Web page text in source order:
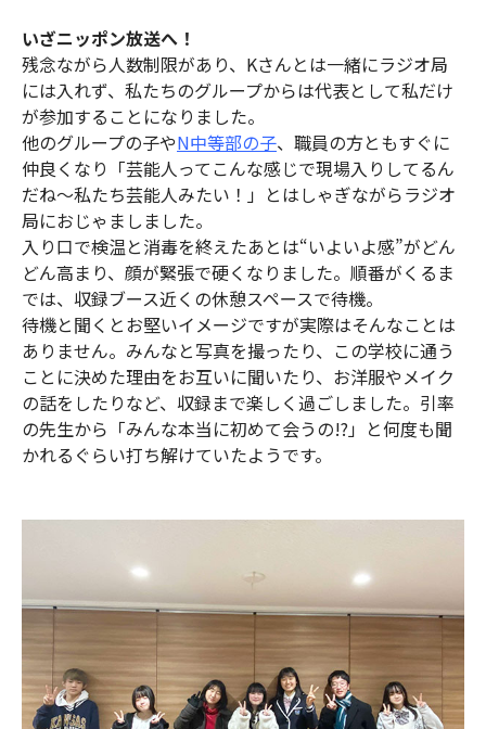
いざニッポン放送へ！
残念ながら人数制限があり、Kさんとは一緒にラジオ局
には入れず、私たちのグループからは代表として私だけ
が参加することになりました。
他のグループの子やN中等部の子、職員の方ともすぐに
仲良くなり「芸能人ってこんな感じで現場入りしてるん
だね〜私たち芸能人みたい！」とはしゃぎながらラジオ
局におじゃましました。
入り口で検温と消毒を終えたあとは“いよいよ感”がどん
どん高まり、顔が緊張で硬くなりました。順番がくるま
では、収録ブース近くの休憩スペースで待機。
待機と聞くとお堅いイメージですが実際はそんなことは
ありません。みんなと写真を撮ったり、この学校に通う
ことに決めた理由をお互いに聞いたり、お洋服やメイク
の話をしたりなど、収録まで楽しく過ごしました。引率
の先生から「みんな本当に初めて会うの!?」と何度も聞
かれるぐらい打ち解けていたようです。